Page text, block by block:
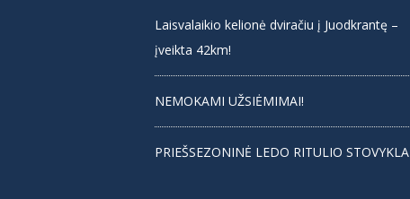
Laisvalaikio kelionė dviračiu į Juodkrantę –
įveikta 42km!
NEMOKAMI UŽSIĖMIMAI!
PRIEŠSEZONINĖ LEDO RITULIO STOVYKLA